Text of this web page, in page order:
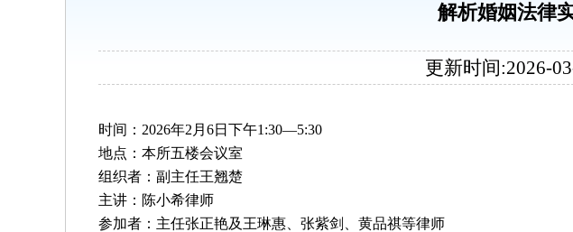
解析婚姻法律
更新时间:2026-
时间： 2026年2 月 6日下午1 :30—5:30
地点：本所五楼会议室
组织者：副主任王翘楚
主讲： 陈小希律师
参加者： 主任张正艳及 王琳惠、张紫剑 、黄品祺等律师